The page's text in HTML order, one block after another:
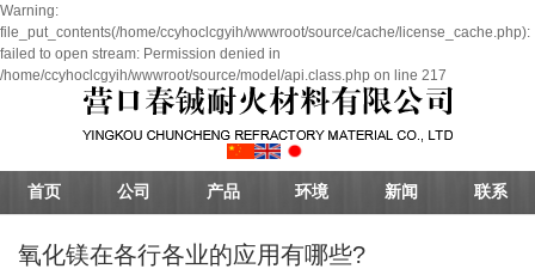
Warning:
file_put_contents(/home/ccyhoclcgyih/wwwroot/source/cache/license_cache.php):
failed to open stream: Permission denied in
/home/ccyhoclcgyih/wwwroot/source/model/api.class.php on line 217
首页 公司 产品 环境 新闻 联系
氧化镁在各行各业的应用有哪些?